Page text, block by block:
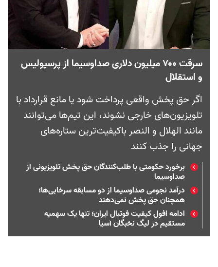
سرقت ۷۰۰ میلیون دلاری صداوسیما از پرسپولیس
و استقلال
اگر حق پخش واقعی پرداخت شود یا مانع قرارداد با
تلویزیون‌های خارجی نشوند، این تیم‌ها می‌توانند
مانند الهلال و النصر باکیفیت‌ترین ستاره‌های
جهانی را جذب کنند
برخورد حکومتی با طلب‌کنندگان حق پخش تلویزیونی از
صداوسیما
درآمد نجومی صداوسیما از دو مسابقه سرخابی‌ها؛
همچنان حق پخش نمی‌دهند
ادامه افول کیفیت فوتبال ایران؛ تنها یک سهمیه
مستقیم در لیگ نخبگان آسیا